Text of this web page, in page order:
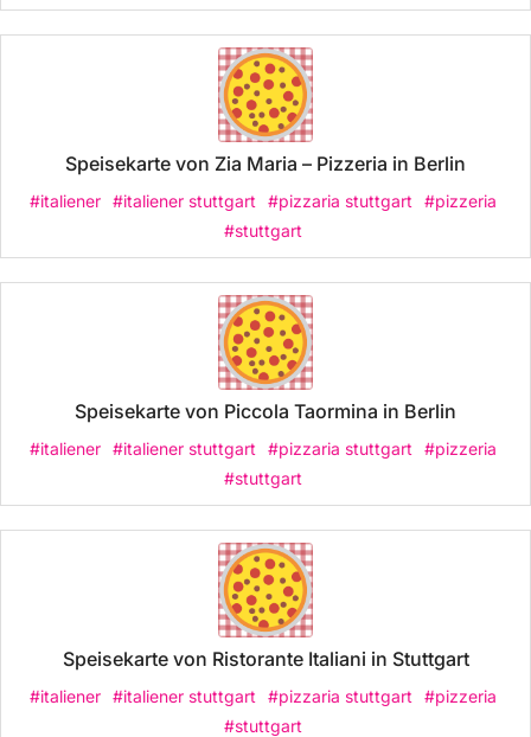
Speisekarte von Zia Maria – Pizzeria in Berlin
#italiener #italiener stuttgart #pizzaria stuttgart
#pizzeria
#stuttgart
Speisekarte von Piccola Taormina in Berlin
#italiener #italiener stuttgart #pizzaria stuttgart
#pizzeria
#stuttgart
Speisekarte von Ristorante Italiani in Stuttgart
#italiener #italiener stuttgart #pizzaria stuttgart
#pizzeria
#stuttgart